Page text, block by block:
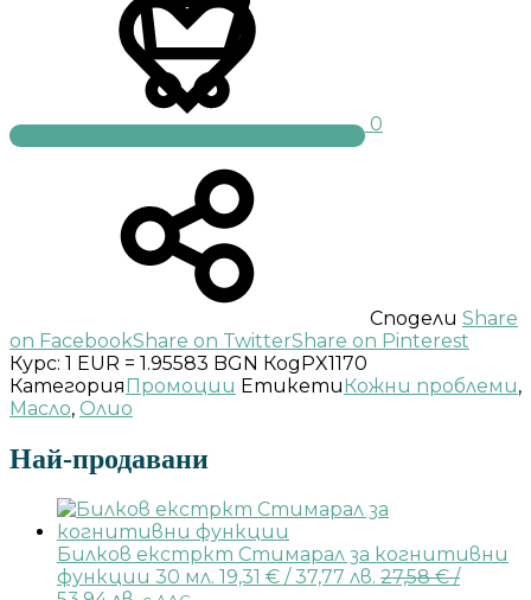
0
Menu
Сподели Share
on FacebookShare on TwitterShare on Pinterest
Курс: 1 EUR = 1.95583 BGN КодPX1170
КатегорияПромоции ЕтикетиКожни проблеми,
Масло, Олио
Най-продавани
Билков екстркт Стимарал за когнитивни
функции 30 мл. 19,31 € / 37,77 лв. 27,58€/